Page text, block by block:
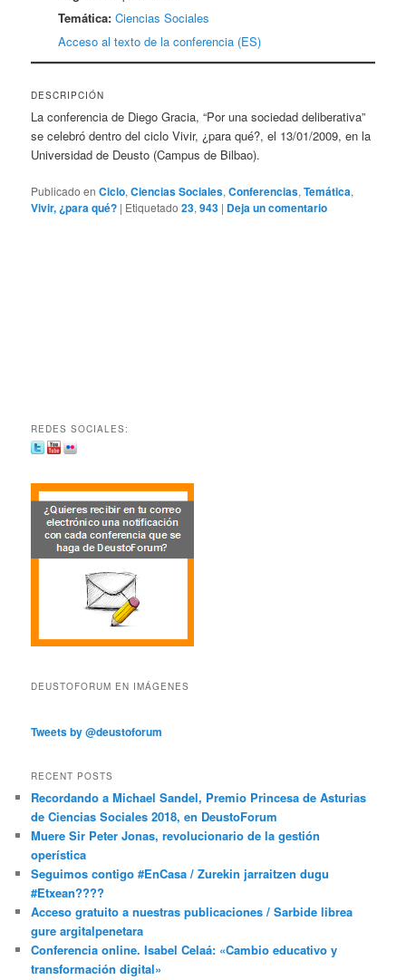
Temática: Ciencias Sociales
Acceso al texto de la conferencia (ES)
DESCRIPCIÓN
La conferencia de Diego Gracia, “Por una sociedad deliberativa”
se celebró dentro del ciclo Vivir, ¿para qué?, el 13/01/2009, en la
Universidad de Deusto (Campus de Bilbao).
Publicado en Ciclo,Ciencias Sociales,Conferencias,Temática,
Vivir, ¿para qué? | Etiquetado 23,943 | Deja un comentario
REDES SOCIALES:
DEUSTOFORUM EN IMÁGENES
Tweets by @deustoforum
RECENT POSTS
Recordando a Michael Sandel, Premio Princesa de Asturias
de Ciencias Sociales 2018, en DeustoForum
Muere Sir Peter Jonas, revolucionario de la gestión
operística
Seguimos contigo #EnCasa / Zurekin jarraitzen dugu
#Etxean????
Acceso gratuito a nuestras publicaciones / Sarbide librea
gure argitalpenetara
Conferencia online. Isabel Celaá: «Cambio educativo y
transformación digital»